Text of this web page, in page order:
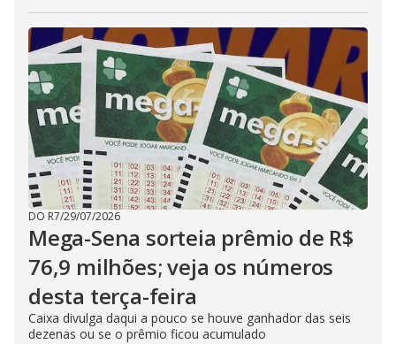
DO R7/29/07/2026
Mega-Sena sorteia prêmio de R$
76,9 milhões; veja os números
desta terça-feira
Caixa divulga daqui a pouco se houve ganhador das seis
dezenas ou se o prêmio ficou acumulado